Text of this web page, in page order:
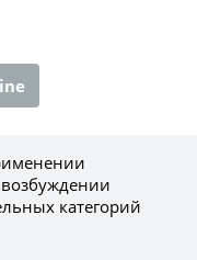
категорий